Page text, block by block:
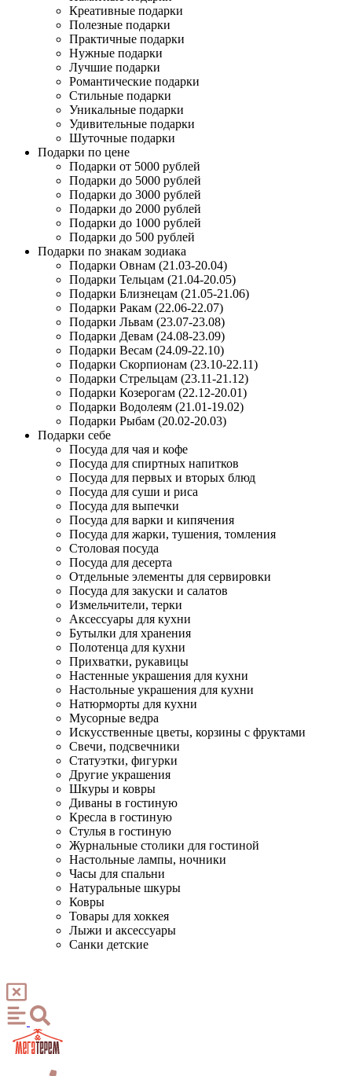
Креативные подарки
Полезные подарки
Практичные подарки
Нужные подарки
Лучшие подарки
Романтические подарки
Стильные подарки
Уникальные подарки
Удивительные подарки
Шуточные подарки
Подарки по цене
Подарки от 5000 рублей
Подарки до 5000 рублей
Подарки до 3000 рублей
Подарки до 2000 рублей
Подарки до 1000 рублей
Подарки до 500 рублей
Подарки по знакам зодиака
Подарки Овнам (21.03-20.04)
Подарки Тельцам (21.04-20.05)
Подарки Близнецам (21.05-21.06)
Подарки Ракам (22.06-22.07)
Подарки Львам (23.07-23.08)
Подарки Девам (24.08-23.09)
Подарки Весам (24.09-22.10)
Подарки Скорпионам (23.10-22.11)
Подарки Стрельцам (23.11-21.12)
Подарки Козерогам (22.12-20.01)
Подарки Водолеям (21.01-19.02)
Подарки Рыбам (20.02-20.03)
Подарки себе
Посуда для чая и кофе
Посуда для спиртных напитков
Посуда для первых и вторых блюд
Посуда для суши и риса
Посуда для выпечки
Посуда для варки и кипячения
Посуда для жарки, тушения, томления
Столовая посуда
Посуда для десерта
Отдельные элементы для сервировки
Посуда для закуски и салатов
Измельчители, терки
Аксессуары для кухни
Бутылки для хранения
Полотенца для кухни
Прихватки, рукавицы
Настенные украшения для кухни
Настольные украшения для кухни
Натюрморты для кухни
Мусорные ведра
Искусственные цветы, корзины с фруктами
Свечи, подсвечники
Статуэтки, фигурки
Другие украшения
Шкуры и ковры
Диваны в гостиную
Кресла в гостиную
Стулья в гостиную
Журнальные столики для гостиной
Настольные лампы, ночники
Часы для спальни
Натуральные шкуры
Ковры
Товары для хоккея
Лыжи и аксессуары
Санки детские